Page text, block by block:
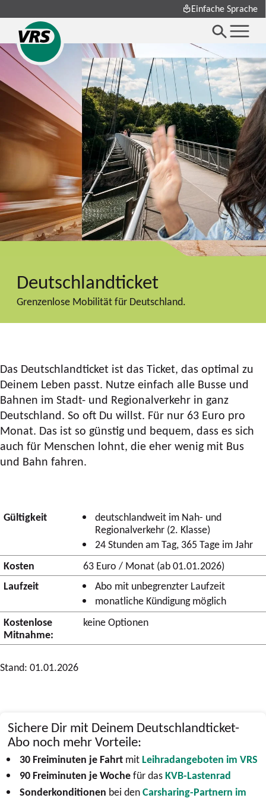
Einfache Sprache
Deutschlandticket
Grenzenlose Mobilität für Deutschland.
Das Deutschlandticket ist das Ticket, das optimal zu
Deinem Leben passt. Nutze einfach alle Busse und
Bahnen im Stadt- und Regionalverkehr in ganz
Deutschland. So oft Du willst. Für nur 63 Euro pro
Monat. Das ist so günstig und bequem, dass es sich
auch für Menschen lohnt, die eher wenig mit Bus
und Bahn fahren.
Gültigkeit
deutschlandweit im Nah- und
Regionalverkehr (2. Klasse)
24 Stunden am Tag, 365 Tage im Jahr
Kosten
63 Euro / Monat (ab 01.01.2026)
Laufzeit
Abo mit unbegrenzter Laufzeit
monatliche Kündigung möglich
Kostenlose
Mitnahme:
keine Optionen
Stand: 01.01.2026
Sichere Dir mit Deinem Deutschlandticket-
Abo noch mehr Vorteile:
30 Freiminuten je Fahrtmit Leihradangeboten im VRS
90 Freiminuten je Wochefür dasKVB-Lastenrad
Sonderkonditionen bei denCarsharing-Partnern im